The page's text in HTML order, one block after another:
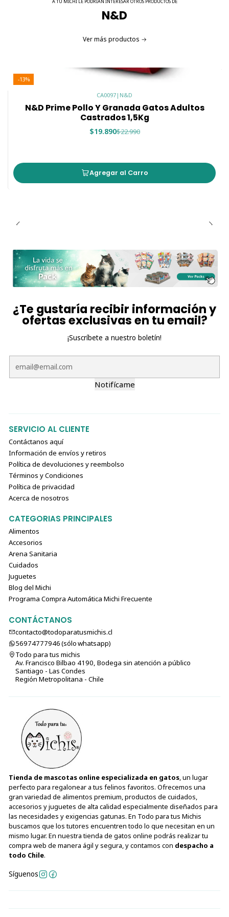
A TU MICHI LE PODRÍAN INTERESAR OTROS PRODUCTOS DE
N&D
Ver más productos
-13%
CA0097 | N&D
N&D Prime Pollo Y Granada Gatos Adultos
Castrados 1,5Kg
$19.890$22.990
Agregar al Carro
¿Te gustaría recibir información y
ofertas exclusivas en tu email?
¡Suscríbete a nuestro boletín!
Notifícame
SERVICIO AL CLIENTE
Contáctanos aquí
Información de envíos y retiros
Política de devoluciones y reembolso
Términos y Condiciones
Política de privacidad
Acerca de nosotros
CATEGORIAS PRINCIPALES
Alimentos
Accesorios
Arena Sanitaria
Cuidados
Juguetes
Blog del Michi
Programa Compra Automática Michi Frecuente
CONTÁCTANOS
contacto@todoparatusmichis.cl
56974777946 (sólo⁣⁣⁣⁣⁣​​​​​​​​​​​​​​​ whatsapp)
Todo para tus michis
Av. Francisco Bilbao 4190, Bodega sin atención a público
Santiago - Las Condes
Región Metropolitana - Chile
Tienda de mascotas online especializada en gatos, un lugar
perfecto para regalonear a tus felinos favoritos. Ofrecemos una
gran variedad de alimentos premium, productos de cuidados,
accesorios y juguetes de alta calidad especialmente diseñados para
las necesidades y exigencias gatunas. En Todo para tus Michis
buscamos que los tutores encuentren todo lo que necesitan en un
mismo lugar. En nuestra tienda de gatos online podrás realizar tu
compra web de manera ágil y segura, y contamos con despacho a
todo Chile.
Síguenos